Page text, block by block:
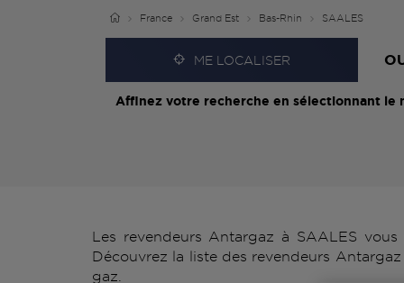
France Grand Est Bas-Rhin SAALES
ME LOCALISER
Affinez votre recherche en sélectionnant le
Les revendeurs Antargaz à SAALES
Découvrez la liste des revendeurs
gaz.